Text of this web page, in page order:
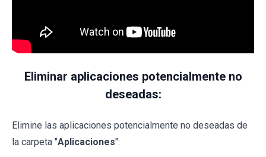
Eliminar aplicaciones potencialmente no
deseadas:
Elimine las aplicaciones potencialmente no deseadas de
la carpeta "Aplicaciones":